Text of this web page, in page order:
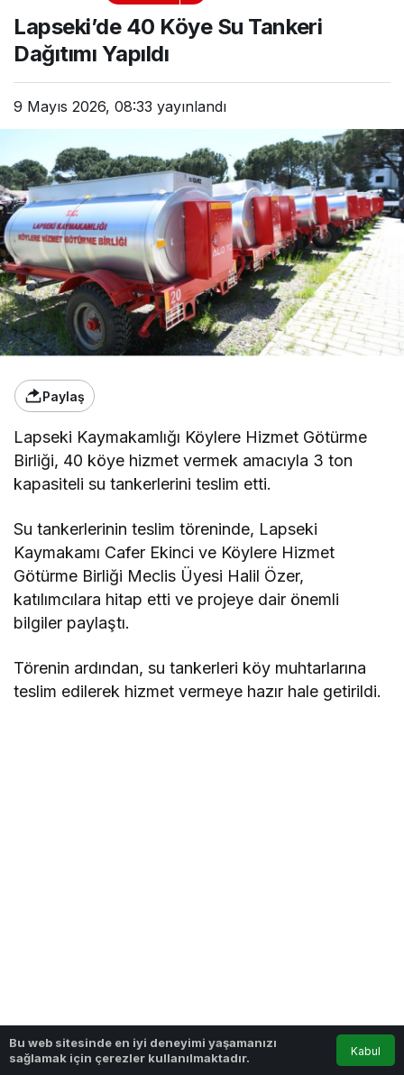
Lapseki’de 40 Köye Su Tankeri
Dağıtımı Yapıldı
9 Mayıs 2026, 08:33 yayınlandı
Paylaş
Lapseki Kaymakamlığı Köylere Hizmet Götürme
Birliği, 40 köye hizmet vermek amacıyla 3 ton
kapasiteli su tankerlerini teslim etti.
Su tankerlerinin teslim töreninde, Lapseki
Kaymakamı Cafer Ekinci ve Köylere Hizmet
Götürme Birliği Meclis Üyesi Halil Özer,
katılımcılara hitap etti ve projeye dair önemli
bilgiler paylaştı.
Törenin ardından, su tankerleri köy muhtarlarına
teslim edilerek hizmet vermeye hazır hale getirildi.
Bu web sitesinde en iyi deneyimi yaşamanızı
sağlamak için çerezler kullanılmaktadır.
Kabul